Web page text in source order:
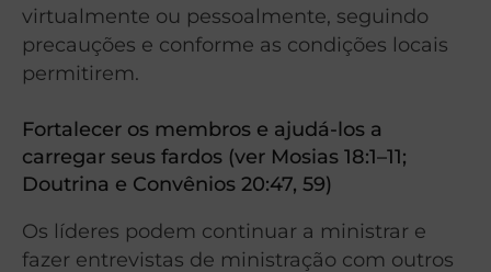
virtualmente ou pessoalmente, seguindo
precauções e conforme as condições locais
permitirem.
Fortalecer os membros e ajudá-los a
carregar seus fardos (ver Mosias 18:1–11;
Doutrina e Convênios 20:47, 59)
Os líderes podem continuar a ministrar e
fazer entrevistas de ministração com outros